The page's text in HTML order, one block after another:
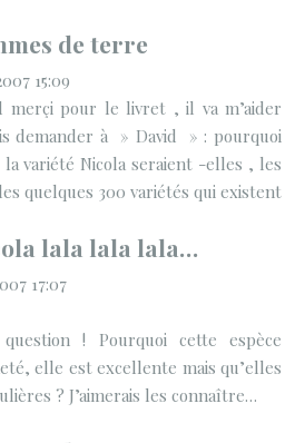
de terre
15:09
merçi pour le livret , il va m’aider
demander à » David » : pourquoi
variété Nicola seraient -elles , les
quelques 300 variétés qui existent
lala lala lala…
17:07
! Pourquoi cette espèce
elle est excellente mais qu’elles
? J’aimerais les connaître…